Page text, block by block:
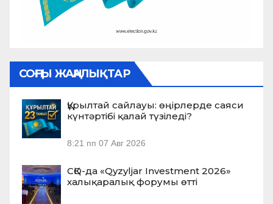
СОҢҒЫ ЖАҢАЛЫҚТАР
Құрылтай сайлауы: өңірлерде саяси
күнтәртібі қалай түзіледі?
8:21 пп 07 Авг 2026
СҚО-да «Qyzyljar Investment 2026»
халықаралық форумы өтті